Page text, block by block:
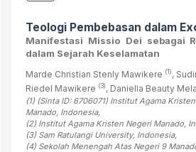
Teologi Pembebasan dalam
Manifestasi Missio Dei sebagai
dalam Sejarah Keselamatan
Marde Christian Stenly Mawikere (1),
Riedel Mawikere (3), Daniella Beauty
(1) (Sinta ID: 6706071) Institut Agama
Manado , Indonesia,
(2) Institut Agama Kristen Negeri Manado ,
(3) Sam Ratulangi University, Indonesia,
(4) Sekolah Menengah Atas Negeri 9